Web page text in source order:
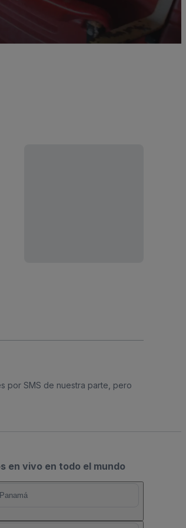
por SMS de nuestra parte, pero
en vivo en todo el mundo
Panamá